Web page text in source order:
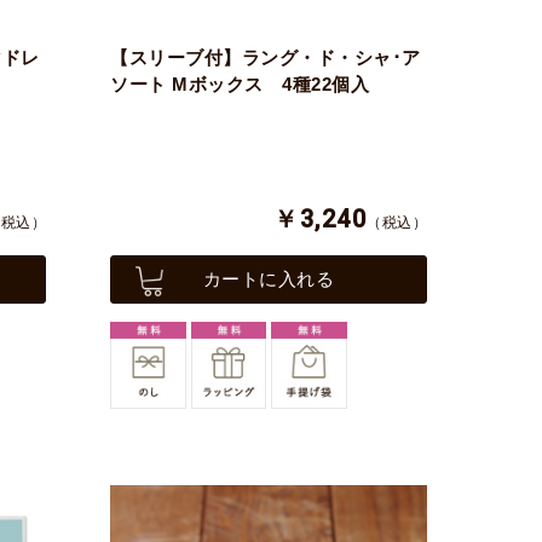
レ
込）
【スリーブ付】ラング・ド・シャ･ア
ソート Mボックス 4種22個入
￥3,240 （税込）
カートに入れる